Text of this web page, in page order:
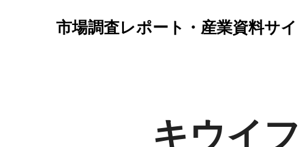
市場調査レポート・産業資料サイ
キウイ